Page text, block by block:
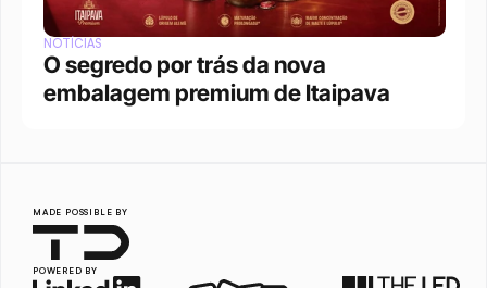
NOTÍCIAS
O segredo por trás da nova
embalagem premium de Itaipava
MADE POSSIBLE BY
POWERED BY